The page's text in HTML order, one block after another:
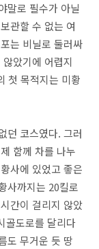
말로 필수가 아닐
관할 수 없는 여
는 비닐로 둘러싸
았기에 어렵지
첫 목적지는 미황
던 코스였다. 그러
함께 차를 나누
사에 있었고 좋은
사까지는 20킬로
간이 걸리지 않았
골도로를 달리다
도 무거운 듯 땅